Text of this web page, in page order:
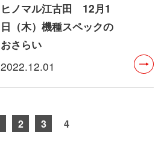
ヒノマル江古田 12月1
日（木）機種スペックの
おさらい
2022.12.01
2 3 4